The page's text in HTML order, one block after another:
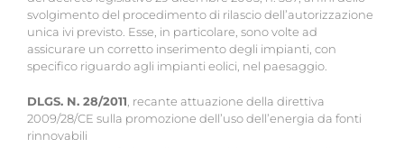
svolgimento del procedimento di rilascio dell’autorizzazione
unica ivi previsto. Esse, in particolare, sono volte ad
assicurare un corretto inserimento degli impianti, con
specifico riguardo agli impianti eolici, nel paesaggio.
DLGS. N. 28/2011, recante attuazione della direttiva
2009/28/CE sulla promozione dell’uso dell’energia da fonti
rinnovabili